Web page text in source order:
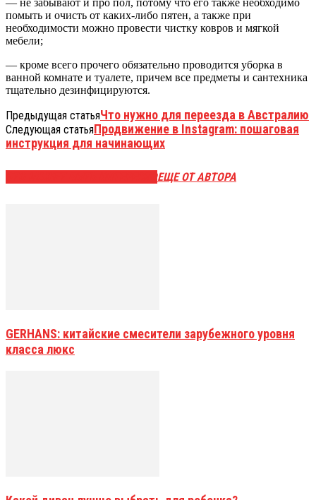
помыть и очисть от каких-либо пятен, а также при
необходимости можно провести чистку ковров и мягкой
мебели;
— кроме всего прочего обязательно проводится уборка в
ванной комнате и туалете, причем все предметы и сантехника
тщательно дезинфицируются.
Предыдущая статьяЧто нужно для переезда в Австралию
Следующая статьяПродвижение в Instagram: пошаговая
инструкция для начинающих
ЕЩЕ ОТ АВТОРА
GERHANS: китайские смесители зарубежного уровня
класса люкс